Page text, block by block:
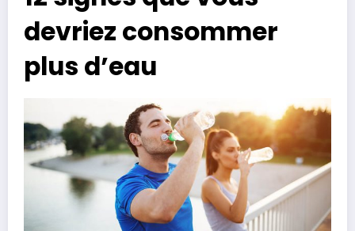
devriez consommer
plus d’eau